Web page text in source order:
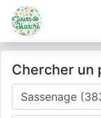
Chercher un